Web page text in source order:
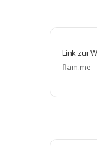
Link zur
flam.me